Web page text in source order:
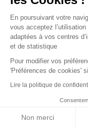
Golf 1.5 eTSI EVO2
22 677 km
31 990 €
En poursuivant votre
vous acceptez
adaptées à vos centres
et de statistique
Pour modifier vos
'Préférences de cookies'
Lire la politique de
Non merci
Je